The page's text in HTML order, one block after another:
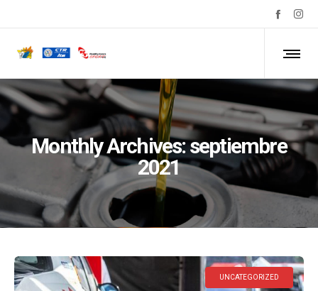
Monthly Archives: septiembre
2021
UNCATEGORIZED